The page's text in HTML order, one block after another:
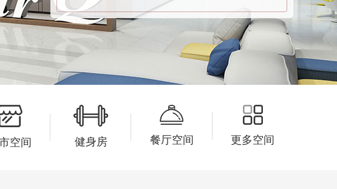
51分钟前
王女士已预约 181****3696
35分钟前
徐小姐已预约 138****0369
1小时前
曾先生已预约 134****8889
刘小姐已预约 182****7899
40分钟前
杨女士已预约 132****6942
2小时前
张小姐已预约 131****5893
17分钟前
魏先生已预约 180****1267
空间 健身房 餐厅空间 更多空间